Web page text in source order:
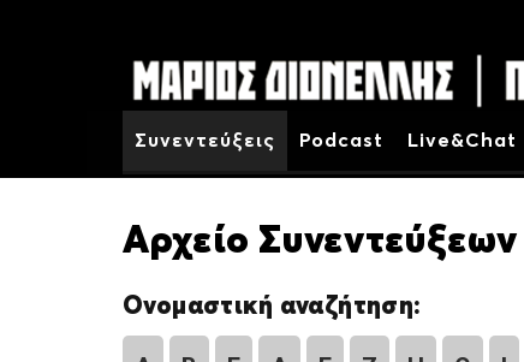
Συνεντεύξεις Podcast Live&Chat
Αρχείο Συνεντεύξεων
Ονομαστική αναζήτηση: